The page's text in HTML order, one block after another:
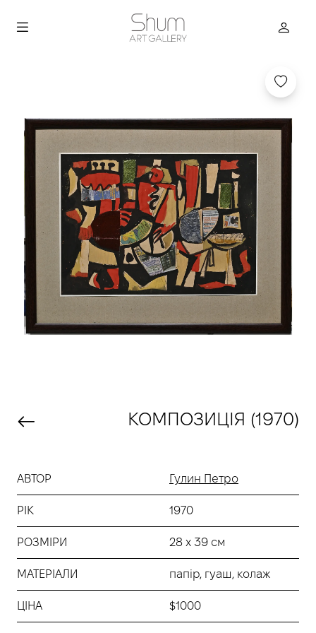
КОМПОЗИЦІЯ (1970)
АВТОР Гулин Петро
РІК 1970
РОЗМІРИ 28 х 39 см
МАТЕРІАЛИ папір, гуаш, колаж
ЦІНА $1000